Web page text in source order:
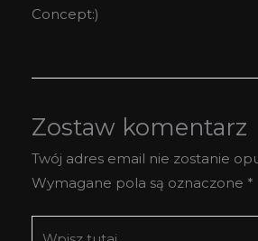
Concept:)
Zostaw komentarz
Twój adres email nie zostanie
Wymagane pola są oznaczone *